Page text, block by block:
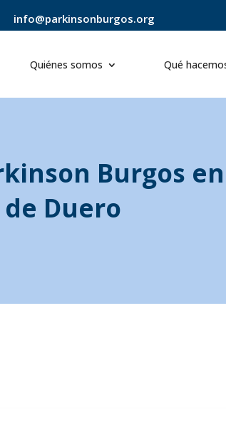
info@parkinsonburgos.org
Quiénes somos Qué
Burgos
de Duero